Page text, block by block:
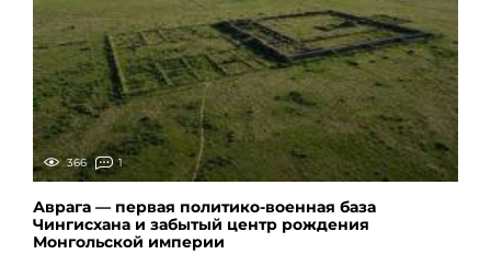
366 1
Аврага — первая политико-военная база
Чингисхана и забытый центр рождения
Монгольской империи